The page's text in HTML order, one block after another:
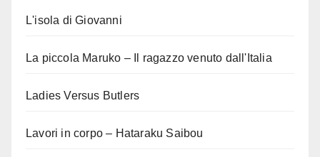
L'isola di Giovanni
La piccola Maruko – Il ragazzo venuto dall'Italia
Ladies Versus Butlers
Lavori in corpo – Hataraku Saibou